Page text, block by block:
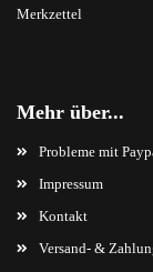
Merkzettel
Mehr über...
Probleme mit
Impressum
Kontakt
Versand- &